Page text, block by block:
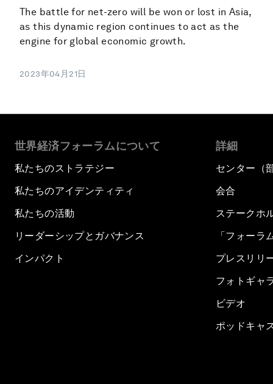
The battle for net-zero will be won or lost in Asia,
as this dynamic region continues to act as the
engine for global economic growth.
2023年04月21日
世界経済フォーラムについて
私たちのストラテジー
私たちのアイデンティティ
私たちの活動
リーダーシップとガバナンス
インパクト
詳細
センター（
会合
ステークホ
「フォーラ
プレスリリ
フォトギャ
ビデオ
ポッドキャ